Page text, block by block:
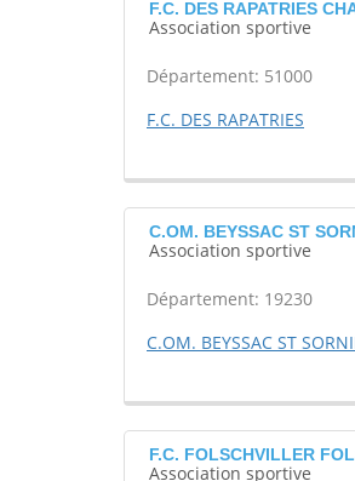
F.C. DES RAPATRIES
Association sportive
Département: 51000
F.C. DES RAPATRIES
C.OM. BEYSSAC ST
Association sportive
Département: 19230
C.OM. BEYSSAC ST
F.C. FOLSCHVILLER
Association sportive